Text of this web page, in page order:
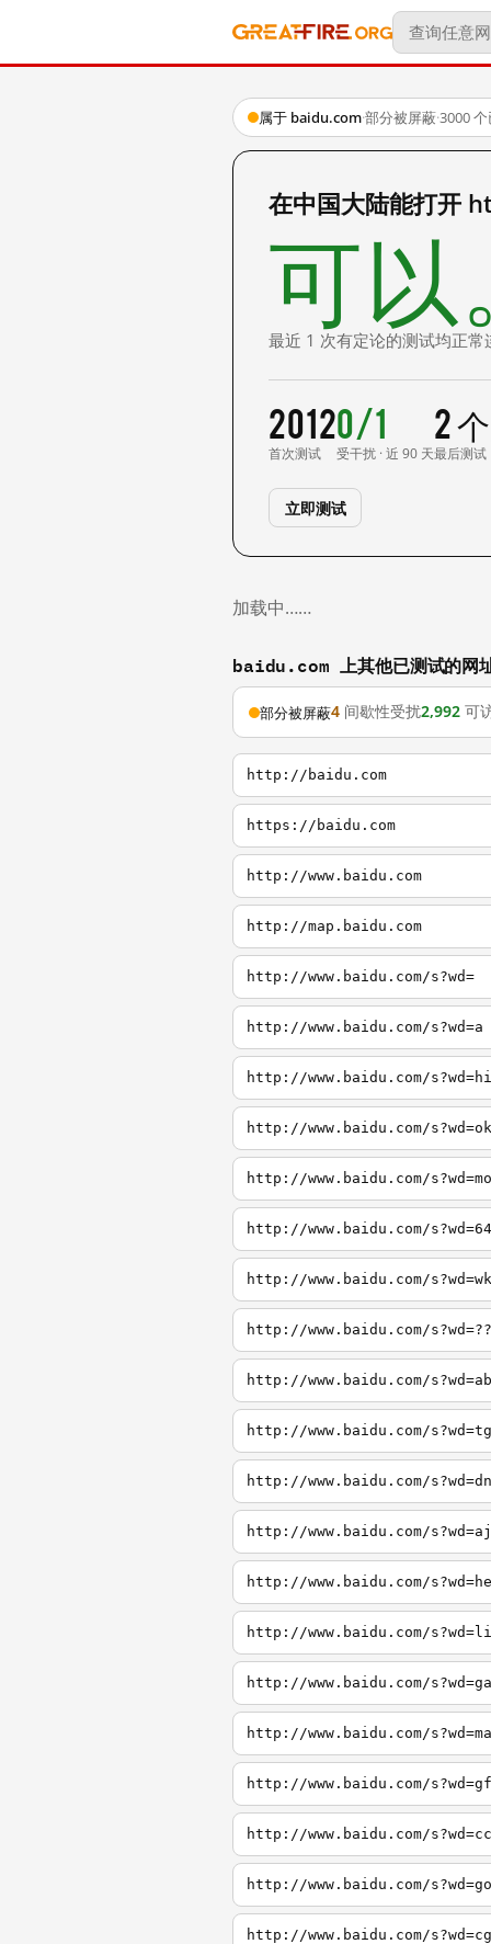
属于 baidu.com·部分被屏蔽·3000
在中国大陆能打开
可以
最近 1 次有定论的测试均正常
2012
首次测试
0/1
受干扰 · 近 90 天
2
最后测试
立即测试
加载中……
baidu.com 上其他已测试的网
部分被屏蔽4 间歇性受扰2,992 可
http://baidu.com
https://baidu.com
http://www.baidu.com
http://map.baidu.com
http://www.baidu.com/s?wd=
http://www.baidu.com/s?wd=a
http://www.baidu.com/s?wd=hi
http://www.baidu.com/s?wd=ok
http://www.baidu.com/s?wd=mo
http://www.baidu.com/s?wd=64
http://www.baidu.com/s?wd=wk
http://www.baidu.com/s?wd=??
http://www.baidu.com/s?wd=ab
http://www.baidu.com/s?wd=tg
http://www.baidu.com/s?wd=dn
http://www.baidu.com/s?wd=aj
http://www.baidu.com/
http://www.baidu.com/
http://www.baidu.com/
http://www.baidu.com/
http://www.baidu.com/
http://www.baidu.com/
http://www.baidu.com/
http://www.baidu.com/